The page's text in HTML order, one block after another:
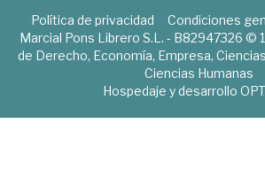
Política de privacidad Condiciones
Marcial Pons Librero S.L. - B82947326 ©
de Derecho, Economía, Empresa,
Ciencias Humanas
Hospedaje y desarrollo